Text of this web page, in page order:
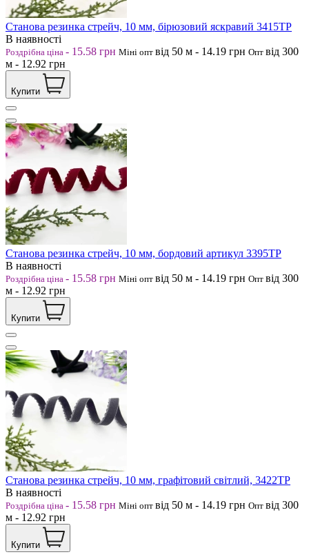
Станова резинка стрейч, 10 мм, бірюзовий яскравий 3415ТР
В наявності
Роздрібна ціна - 15.58 грн Міні опт від 50 м - 14.19 грн Опт від 300
м - 12.92 грн
Купити
Станова резинка стрейч, 10 мм, бордовий артикул 3395ТР
В наявності
Роздрібна ціна - 15.58 грн Міні опт від 50 м - 14.19 грн Опт від 300
м - 12.92 грн
Купити
Станова резинка стрейч, 10 мм, графітовий світлий, 3422ТР
В наявності
Роздрібна ціна - 15.58 грн Міні опт від 50 м - 14.19 грн Опт від 300
м - 12.92 грн
Купити